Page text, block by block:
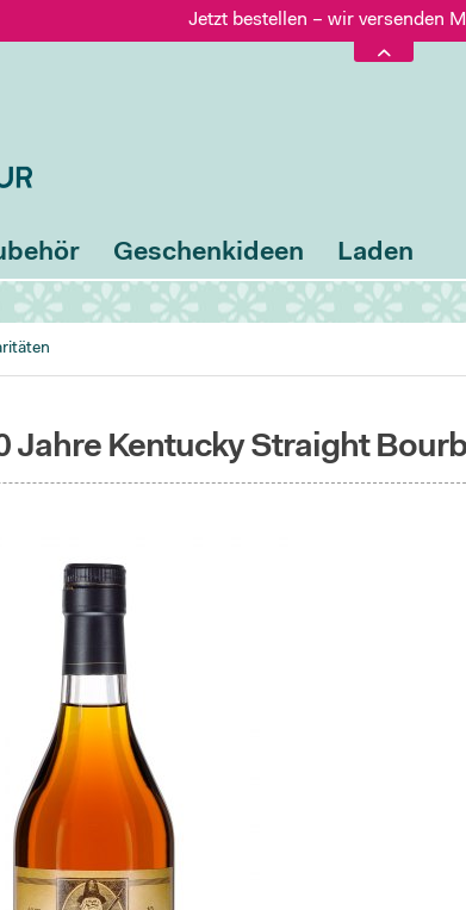
Jetzt bestellen – wir versenden
Versand nur 5,60 €, gratis ab
Jetzt bestellen – wir versenden
Geschenkideen Laden
Jahre Kentucky Straight